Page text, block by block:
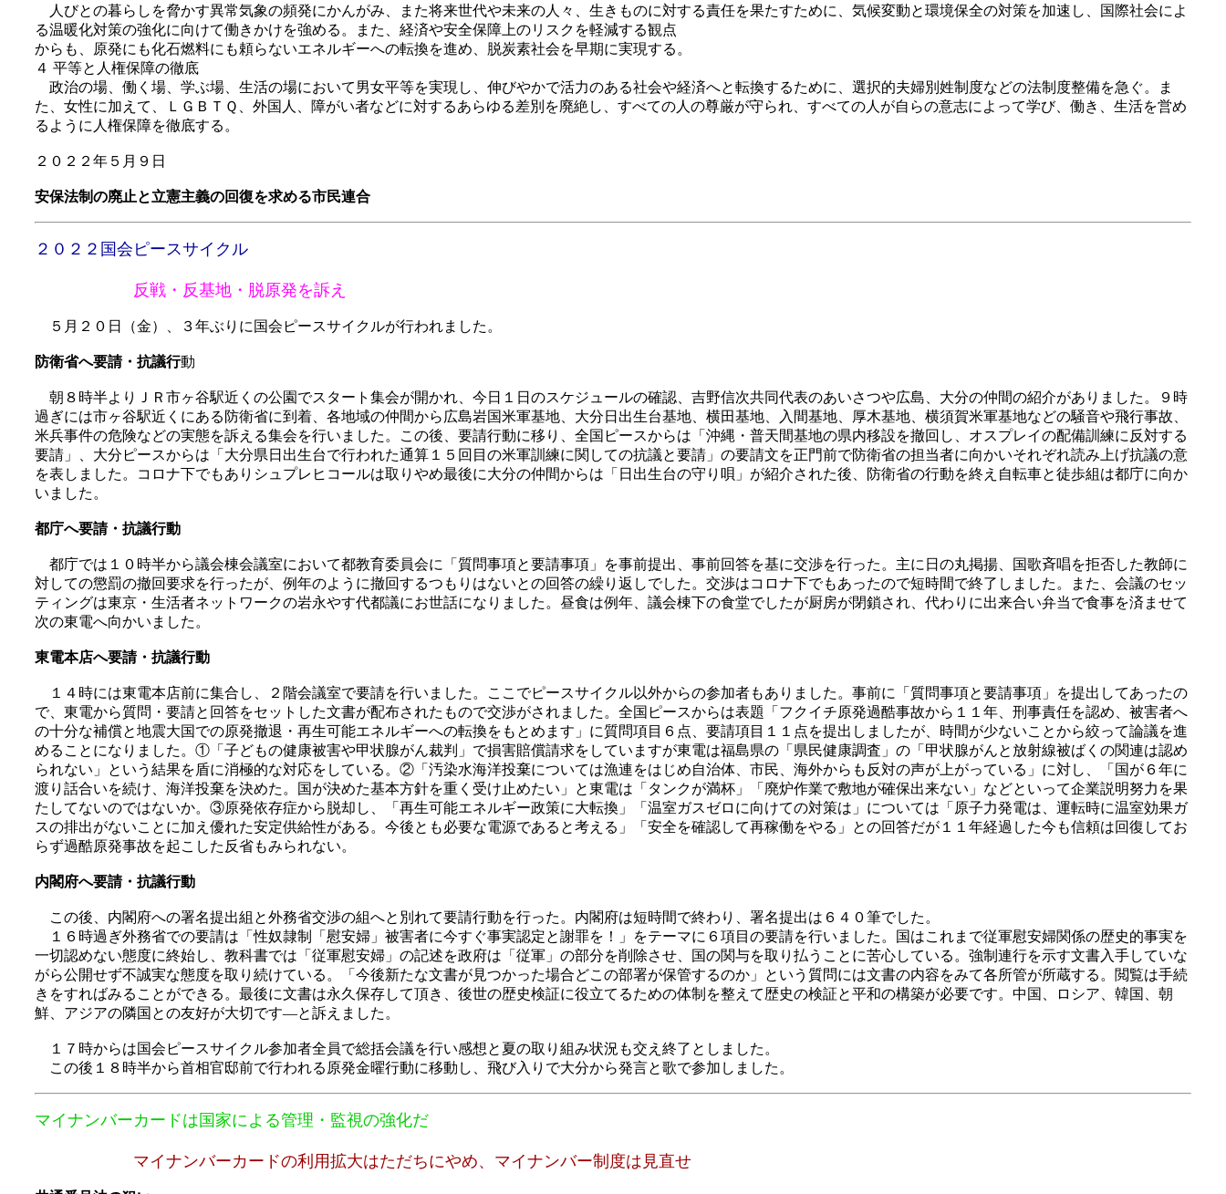
人びとの暮らしを脅かす異常気象の頻発にかんがみ、また将来世代や未来の人々、生きものに対する責任を果たすために、気候変動と環境保全の対策を加速し、国際社会によ
る温暖化対策の強化に向けて働きかけを強める。また、経済や安全保障上のリスクを軽減する観点
からも、原発にも化石燃料にも頼らないエネルギーへの転換を進め、脱炭素社会を早期に実現する。
４ 平等と人権保障の徹底
政治の場、働く場、学ぶ場、生活の場において男女平等を実現し、伸びやかで活力のある社会や経済へと転換するために、選択的夫婦別姓制度などの法制度整備を急ぐ。ま
た、女性に加えて、ＬＧＢＴＱ、外国人、障がい者などに対するあらゆる差別を廃絶し、すべての人の尊厳が守られ、すべての人が自らの意志によって学び、働き、生活を営め
るように人権保障を徹底する。
２０２２年５月９日
安保法制の廃止と立憲主義の回復を求める市民連合
２０２２国会ピースサイクル
反戦・反基地・脱原発を訴え
５月２０日（金）、３年ぶりに国会ピースサイクルが行われました。
防衛省へ要請・抗議行動
朝８時半よりＪＲ市ヶ谷駅近くの公園でスタート集会が開かれ、今日１日のスケジュールの確認、吉野信次共同代表のあいさつや広島、大分の仲間の紹介がありました。９時
過ぎには市ヶ谷駅近くにある防衛省に到着、各地域の仲間から広島岩国米軍基地、大分日出生台基地、横田基地、入間基地、厚木基地、横須賀米軍基地などの騒音や飛行事故、
米兵事件の危険などの実態を訴える集会を行いました。この後、要請行動に移り、全国ピースからは「沖縄・普天間基地の県内移設を撤回し、オスプレイの配備訓練に反対する
要請」、大分ピースからは「大分県日出生台で行われた通算１５回目の米軍訓練に関しての抗議と要請」の要請文を正門前で防衛省の担当者に向かいそれぞれ読み上げ抗議の意
を表しました。コロナ下でもありシュプレヒコールは取りやめ最後に大分の仲間からは「日出生台の守り唄」が紹介された後、防衛省の行動を終え自転車と徒歩組は都庁に向か
いました。
都庁へ要請・抗議行動
都庁では１０時半から議会棟会議室において都教育委員会に「質問事項と要請事項」を事前提出、事前回答を基に交渉を行った。主に日の丸掲揚、国歌斉唱を拒否した教師に
対しての懲罰の撤回要求を行ったが、例年のように撤回するつもりはないとの回答の繰り返しでした。交渉はコロナ下でもあったので短時間で終了しました。また、会議のセッ
ティングは東京・生活者ネットワークの岩永やす代都議にお世話になりました。昼食は例年、議会棟下の食堂でしたが厨房が閉鎖され、代わりに出来合い弁当で食事を済ませて
次の東電へ向かいました。
東電本店へ要請・抗議行動
１４時には東電本店前に集合し、２階会議室で要請を行いました。ここでピースサイクル以外からの参加者もありました。事前に「質問事項と要請事項」を提出してあったの
で、東電から質問・要請と回答をセットした文書が配布されたもので交渉がされました。全国ピースからは表題「フクイチ原発過酷事故から１１年、刑事責任を認め、被害者へ
の十分な補償と地震大国での原発撤退・再生可能エネルギーへの転換をもとめます」に質問項目６点、要請項目１１点を提出しましたが、時間が少ないことから絞って論議を進
めることになりました。①「子どもの健康被害や甲状腺がん裁判」で損害賠償請求をしていますが東電は福島県の「県民健康調査」の「甲状腺がんと放射線被ばくの関連は認め
られない」という結果を盾に消極的な対応をしている。②「汚染水海洋投棄については漁連をはじめ自治体、市民、海外からも反対の声が上がっている」に対し、「国が６年に
渡り話合いを続け、海洋投棄を決めた。国が決めた基本方針を重く受け止めたい」と東電は「タンクが満杯」「廃炉作業で敷地が確保出来ない」などといって企業説明努力を果
たしてないのではないか。③原発依存症から脱却し、「再生可能エネルギー政策に大転換」「温室ガスゼロに向けての対策は」については「原子力発電は、運転時に温室効果ガ
スの排出がないことに加え優れた安定供給性がある。今後とも必要な電源であると考える」「安全を確認して再稼働をやる」との回答だが１１年経過した今も信頼は回復してお
らず過酷原発事故を起こした反省もみられない。
内閣府へ要請・抗議行動
この後、内閣府への署名提出組と外務省交渉の組へと別れて要請行動を行った。内閣府は短時間で終わり、署名提出は６４０筆でした。
１６時過ぎ外務省での要請は「性奴隷制「慰安婦」被害者に今すぐ事実認定と謝罪を！」をテーマに６項目の要請を行いました。国はこれまで従軍慰安婦関係の歴史的事実を
一切認めない態度に終始し、教科書では「従軍慰安婦」の記述を政府は「従軍」の部分を削除させ、国の関与を取り払うことに苦心している。強制連行を示す文書入手していな
がら公開せず不誠実な態度を取り続けている。「今後新たな文書が見つかった場合どこの部署が保管するのか」という質問には文書の内容をみて各所管が所蔵する。閲覧は手続
きをすればみることができる。最後に文書は永久保存して頂き、後世の歴史検証に役立てるための体制を整えて歴史の検証と平和の構築が必要です。中国、ロシア、韓国、朝
鮮、アジアの隣国との友好が大切です―と訴えました。
１７時からは国会ピースサイクル参加者全員で総括会議を行い感想と夏の取り組み状況も交え終了としました。
この後１８時半から首相官邸前で行われる原発金曜行動に移動し、飛び入りで大分から発言と歌で参加しました。
マイナンバーカードは国家による管理・監視の強化だ
マイナンバーカードの利用拡大はただちにやめ、マイナンバー制度は見直せ